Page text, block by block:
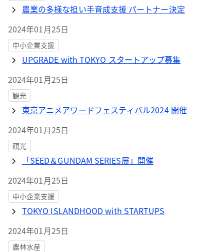
農業の多様な担い手育成支援 パートナー決定
2024年01月25日
中小企業支援
UPGRADE with TOKYO スタートアップ募集
2024年01月25日
観光
東京アニメアワードフェスティバル2024 開催
2024年01月25日
観光
「SEED＆GUNDAM SERIES展」開催
2024年01月25日
中小企業支援
TOKYO ISLANDHOOD with STARTUPS
2024年01月25日
農林水産